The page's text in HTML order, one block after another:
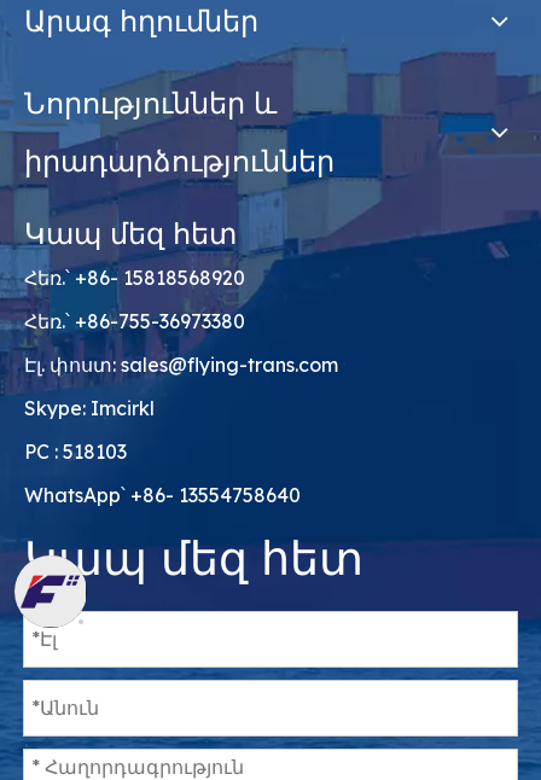
Արագ հղումներ
Նորություններ և
իրադարձություններ
Կապ մեզ հետ
Հեռ.՝ +86- 15818568920
Հեռ.՝ +86-755-36973380
Էլ. փոստ: sales@flying-trans.com
Skype: Imcirkl
PC : 518103
WhatsApp՝ +86- 13554758640
Կապ մեզ հետ